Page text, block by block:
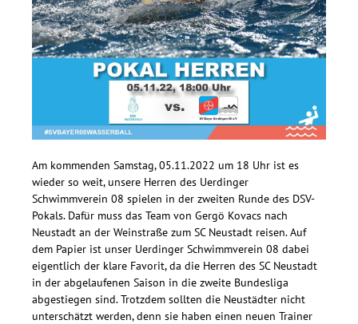
Am kommenden Samstag, 05.11.2022 um 18 Uhr ist es
wieder so weit, unsere Herren des Uerdinger
Schwimmverein 08 spielen in der zweiten Runde des DSV-
Pokals. Dafür muss das Team von Gergö Kovacs nach
Neustadt an der Weinstraße zum SC Neustadt reisen. Auf
dem Papier ist unser Uerdinger Schwimmverein 08 dabei
eigentlich der klare Favorit, da die Herren des SC Neustadt
in der abgelaufenen Saison in die zweite Bundesliga
abgestiegen sind. Trotzdem sollten die Neustädter nicht
unterschätzt werden, denn sie haben einen neuen Trainer